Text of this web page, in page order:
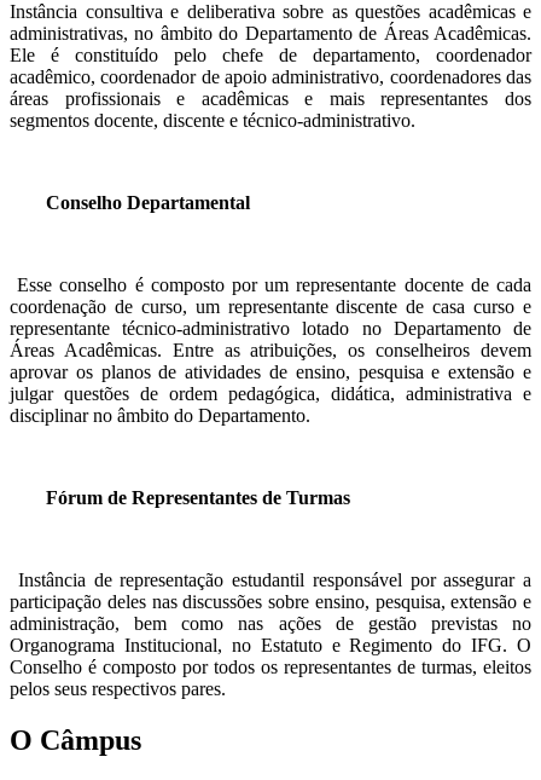
Instância consultiva e deliberativa sobre as questões acadêmicas e
administrativas, no âmbito do Departamento de Áreas Acadêmicas.
Ele é constituído pelo chefe de departamento, coordenador
acadêmico, coordenador de apoio administrativo, coordenadores das
áreas profissionais e acadêmicas e mais representantes dos
segmentos docente, discente e técnico-administrativo.
Conselho Departamental
Esse conselho é composto por um representante docente de cada
coordenação de curso, um representante discente de casa curso e
representante técnico-administrativo lotado no Departamento de
Áreas Acadêmicas. Entre as atribuições, os conselheiros devem
aprovar os planos de atividades de ensino, pesquisa e extensão e
julgar questões de ordem pedagógica, didática, administrativa e
disciplinar no âmbito do Departamento.
Fórum de Representantes de Turmas
Instância de representação estudantil responsável por assegurar a
participação deles nas discussões sobre ensino, pesquisa, extensão e
administração, bem como nas ações de gestão previstas no
Organograma Institucional, no Estatuto e Regimento do IFG. O
Conselho é composto por todos os representantes de turmas, eleitos
pelos seus respectivos pares.
O Câmpus